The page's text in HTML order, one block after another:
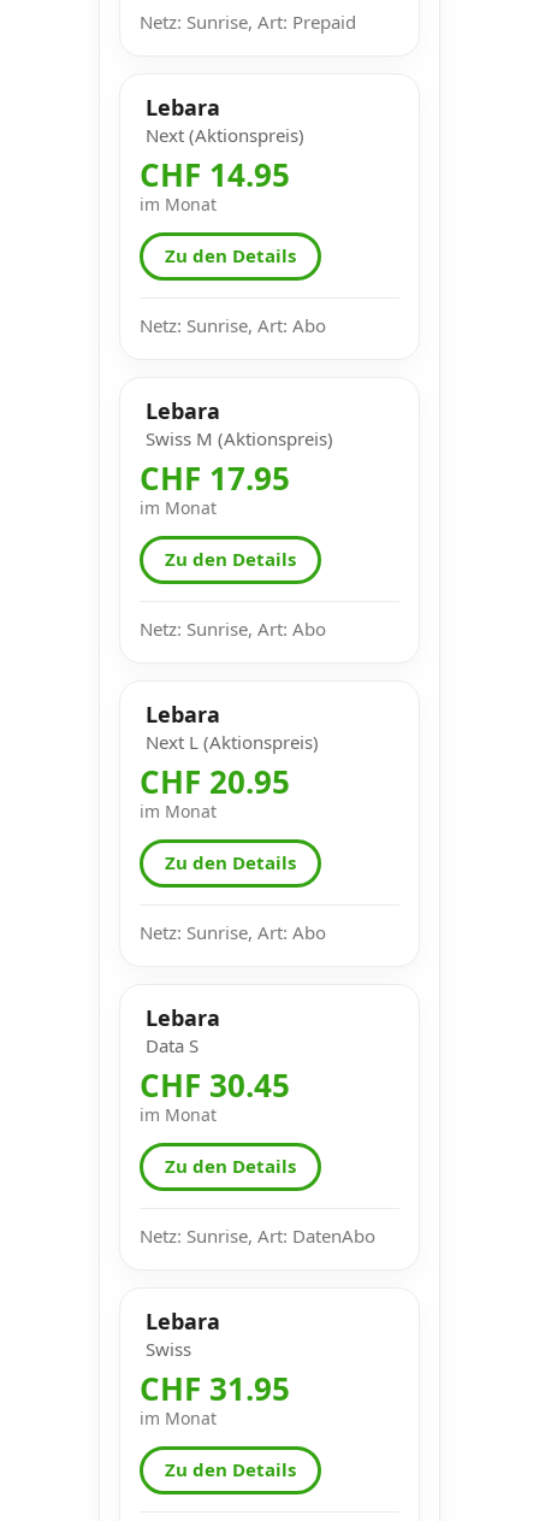
Netz: Sunrise, Art: Prepaid
Lebara
Next (Aktionspreis)
CHF 14.95
im Monat
Zu den Details
Netz: Sunrise, Art: Abo
Lebara
Swiss M (Aktionspreis)
CHF 17.95
im Monat
Zu den Details
Netz: Sunrise, Art: Abo
Lebara
Next L (Aktionspreis)
CHF 20.95
im Monat
Zu den Details
Netz: Sunrise, Art: Abo
Lebara
Data S
CHF 30.45
im Monat
Zu den Details
Netz: Sunrise, Art: DatenAbo
Lebara
Swiss
CHF 31.95
im Monat
Zu den Details